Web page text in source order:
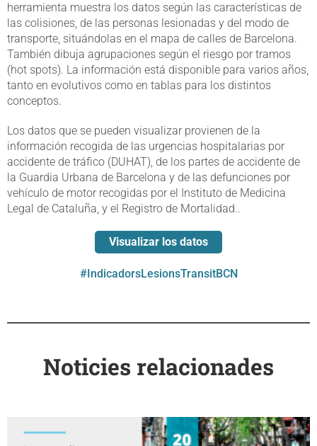
herramienta muestra los datos según las características de
las colisiones, de las personas lesionadas y del modo de
transporte, situándolas en el mapa de calles de Barcelona.
También dibuja agrupaciones según el riesgo por tramos
(hot spots). La información está disponible para varios años,
tanto en evolutivos como en tablas para los distintos
conceptos.
Los datos que se pueden visualizar provienen de la
información recogida de las urgencias hospitalarias por
accidente de tráfico (DUHAT), de los partes de accidente de
la Guardia Urbana de Barcelona y de las defunciones por
vehículo de motor recogidas por el Instituto de Medicina
Legal de Cataluña, y el Registro de Mortalidad..
Visualizar los datos
#IndicadorsLesionsTransitBCN
Noticies relacionades